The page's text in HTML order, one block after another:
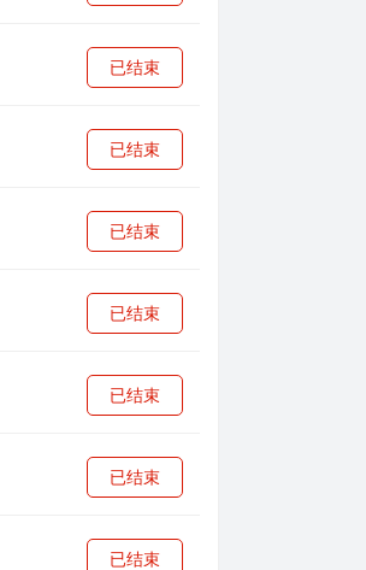
已结束
已结束
已结束
已结束
已结束
已结束
已结束